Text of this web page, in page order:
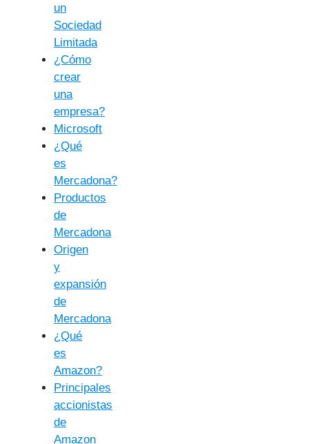
un
Sociedad
Limitada
¿Cómo
crear
una
empresa?
Microsoft
¿Qué
es
Mercadona?
Productos
de
Mercadona
Origen
y
expansión
de
Mercadona
¿Qué
es
Amazon?
Principales
accionistas
de
Amazon